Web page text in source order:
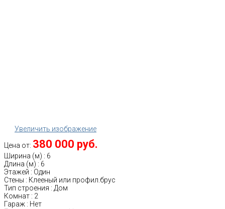
Увеличить изображение
Цена от: 380 000 руб.
Ширина (м) : 6
Длина (м) : 6
Этажей : Один
Стены : Клееный или профил.брус
Тип строения : Дом
Комнат : 2
Гараж : Нет